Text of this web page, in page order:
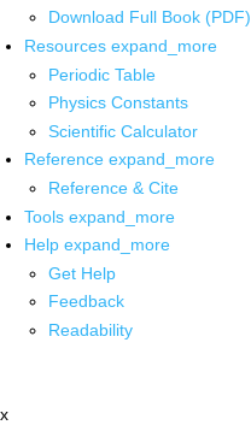
Download Full Book (PDF)
Resources expand_more
Periodic Table
Physics Constants
Scientific Calculator
Reference expand_more
Reference & Cite
Tools expand_more
Help expand_more
Get Help
Feedback
Readability
x